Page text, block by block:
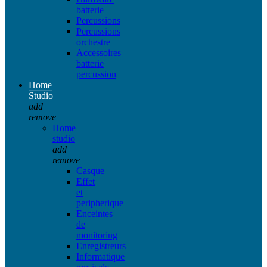
batterie
Percussions
Percussions
orchestre
Accessoires
batterie
percussion
Home
Studio
add
remove
Home
studio
add
remove
Casque
Effet
et
peripherique
Enceintes
de
monitoring
Enregistreurs
Informatique